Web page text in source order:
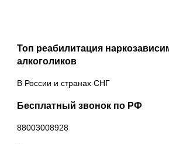
Топ реабилитация
алкоголиков
В России и странах СНГ
Бесплатный звонок по РФ
88003008928